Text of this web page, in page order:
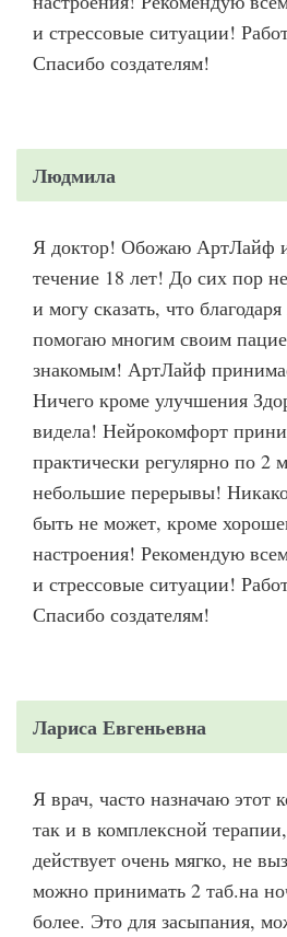
и стрессовые ситуации!
Спасибо создателям!
Людмила
Я доктор! Обожаю АртЛайф
течение 18 лет! До сих пор
и могу сказать, что
помогаю многим своим
знакомым! АртЛайф
Ничего кроме улучшения
видела! Нейрокомфорт
практически регулярно по 2
небольшие перерывы!
быть не может, кроме
настроения! Рекомендую
и стрессовые ситуации!
Спасибо создателям!
Лариса Евгеньевна
Я врач, часто назначаю этот
так и в комплексной
действует очень мягко, не
можно принимать 2 таб.на
более. Это для засыпания,